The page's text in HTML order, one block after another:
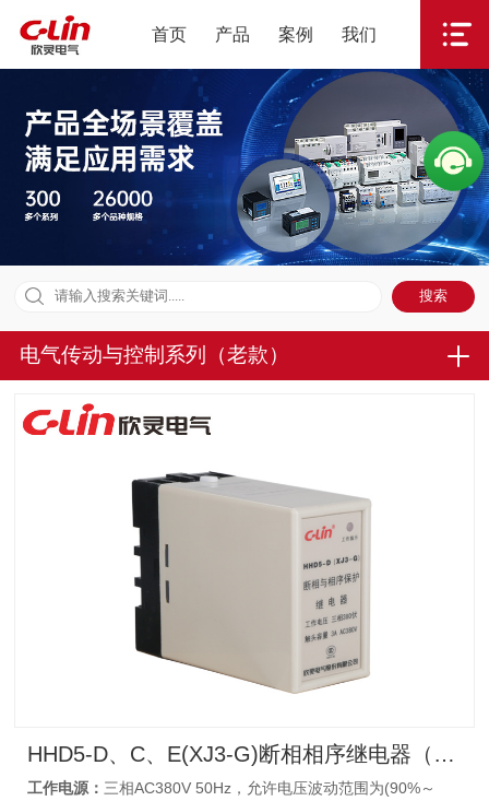
首页 产品 案例 我们
电气传动与控制系列（老款）
HHD5-D、C、E(XJ3-G)断相相序继电器（老款）
工作电源：三相AC380V 50Hz，允许电压波动范围为(90%～